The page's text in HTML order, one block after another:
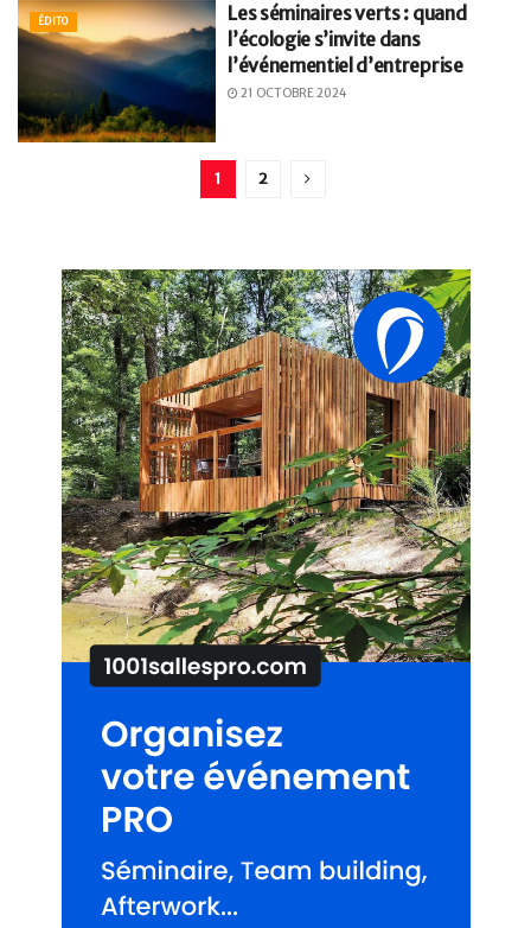
ÉDITO
Les séminaires verts : quand
l’écologie s’invite dans
l’événementiel d’entreprise
21 OCTOBRE 2024
1 2